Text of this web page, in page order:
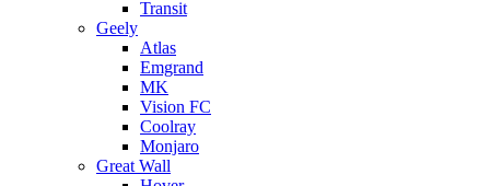
Transit
Geely
Atlas
Emgrand
MK
Vision FC
Coolray
Monjaro
Great Wall